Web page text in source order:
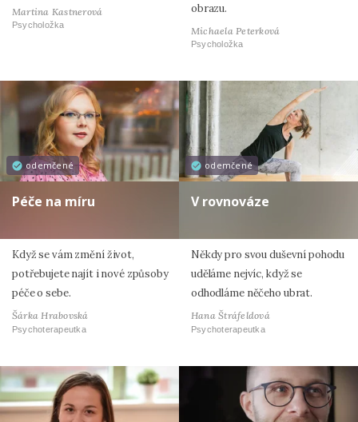
Martina Kastnerová
Psycholožka
obrazu.
Michaela Peterková
Psycholožka
odemčené
Péče na míru
Když se vám změní život,
potřebujete najít i nové způsoby
péče o sebe.
Šárka Hrabovská
Psychoterapeutka
odemčené
V rovnováze
Někdy pro svou duševní pohodu
uděláme nejvíc, když se
odhodláme něčeho ubrat.
Hana Štráfeldová
Psychoterapeutka